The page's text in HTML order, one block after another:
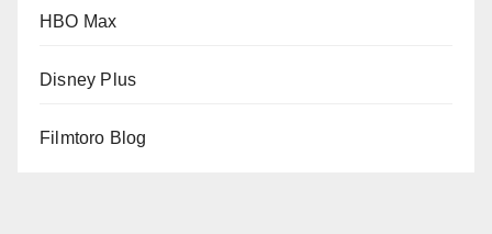
HBO Max
Disney Plus
Filmtoro Blog